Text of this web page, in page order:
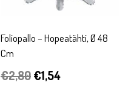
Foliopallo – Hopeatähti, Ø 48
Cm
€2,80Alkuperäinen
€1,54Nykyinen